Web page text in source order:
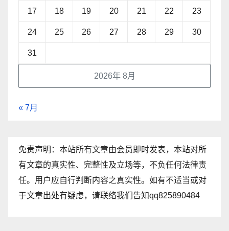
2026年 8月
17 18 19 20 21 22 23
24 25 26 27 28 29 30
31
« 7月
免责声明：本站所有文章由会员即时发表，本站对所
有文章的真实性、完整性及立场等，不负任何法律责
任。用户应自行判断内容之真实性。如有不适当或对
于文章出处有疑虑，请联络我们告知qq825890484